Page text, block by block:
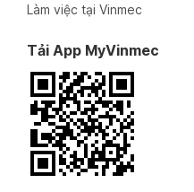
Làm việc tại Vinmec
Tải App MyVinmec